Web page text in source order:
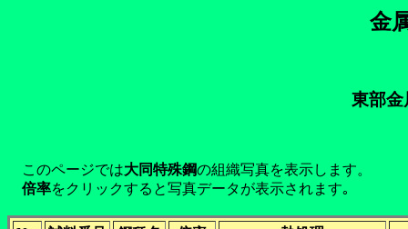
金
東部金
このページでは大同特殊鋼の組織写真を表示します。
倍率をクリックすると写真データが表示されます｡